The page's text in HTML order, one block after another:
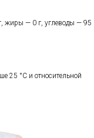
жиры — 0 г, углеводы — 95
25 °С и относительной